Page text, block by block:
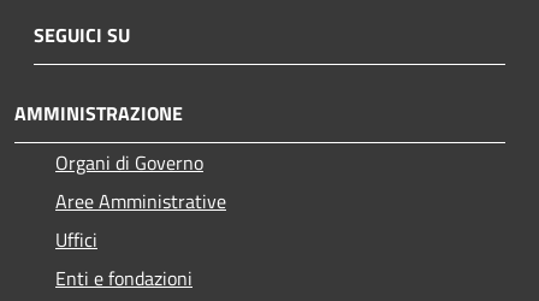
SEGUICI SU
AMMINISTRAZIONE
Organi di Governo
Aree Amministrative
Uffici
Enti e fondazioni